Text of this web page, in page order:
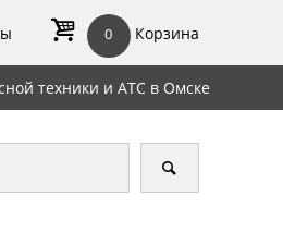
0 Корзина
техники и АТС в Омске